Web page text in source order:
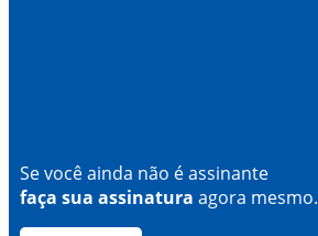
Se você ainda não é assinante
faça sua assinatura agora mesmo.